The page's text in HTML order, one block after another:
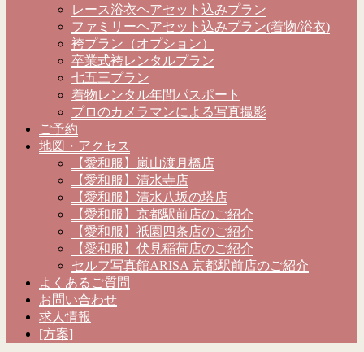
レース浴衣ヘアセット込みプラン
ファミリーヘアセット込みプラン(着物/浴衣)
袴プラン（オプション）
卒業式袴レンタルプラン
七五三プラン
着物レンタル年間パスポート
プロのカメラマンによる写真撮影
ご予約
地図・アクセス
【愛和服】嵐山渡月橋店
【愛和服】清水寺店
【愛和服】清水八坂の塔店
【愛和服】京都駅前店のご紹介
【愛和服】祇園四条店のご紹介
【愛和服】伏見稲荷店のご紹介
セルフ写真館ARISA 京都駅前店のご紹介
よくあるご質問
お問い合わせ
求人情報
[方案]